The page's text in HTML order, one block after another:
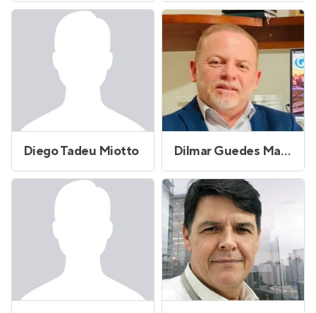
Diego Tadeu Miotto Dilmar Guedes Matos